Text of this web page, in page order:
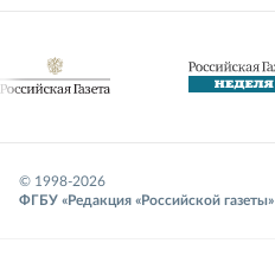
© 1998-2026
ФГБУ «Редакция «Российской газеты»